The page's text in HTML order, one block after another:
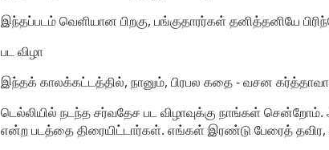
இந்தப்படம் வெளியான பிறகு, பங்குதாரர்கள் தனித்தனியே
பட விழா
இந்தக் காலக்கட்டத்தில், நானும், பிரபல கதை - வசன
டெல்லியில் நடந்த சர்வதேச பட விழாவுக்கு நாங்கள்
என்ற படத்தை திரையிட்டார்கள். எங்கள் இரண்டு பேரைத் தவிர,